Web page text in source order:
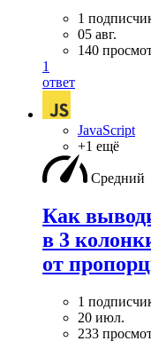
1
05 авг.
140
1
ответ
JavaScript
+1 ещё
Средний
Как
в 3
от
1
20 июл.
233